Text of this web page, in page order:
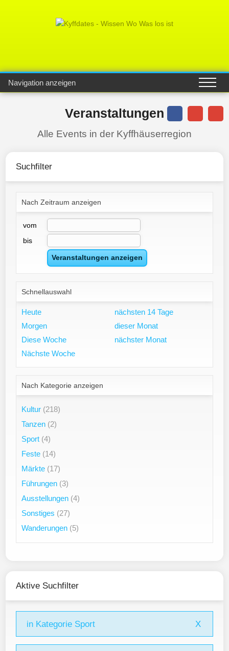
Navigation anzeigen
Veranstaltungen
Alle Events in der Kyffhäuserregion
Suchfilter
Nach Zeitraum anzeigen
vom
bis
Schnellauswahl
Heute
Morgen
Diese Woche
Nächste Woche
nächsten 14 Tage
dieser Monat
nächster Monat
Nach Kategorie anzeigen
Kultur (218)
Tanzen (2)
Sport (4)
Feste (14)
Märkte (17)
Führungen (3)
Ausstellungen (4)
Sonstiges (27)
Wanderungen (5)
Aktive Suchfilter
in Kategorie Sport X